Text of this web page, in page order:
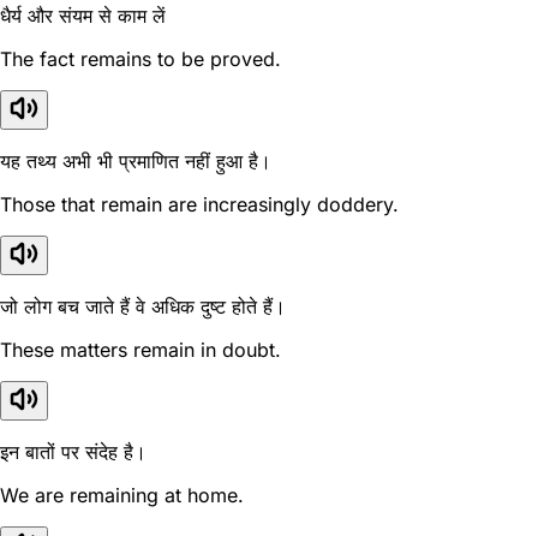
धैर्य और संयम से काम लें
The fact remains to be proved.
यह तथ्य अभी भी प्रमाणित नहीं हुआ है।
Those that remain are increasingly doddery.
जो लोग बच जाते हैं वे अधिक दुष्ट होते हैं।
These matters remain in doubt.
इन बातों पर संदेह है।
We are remaining at home.